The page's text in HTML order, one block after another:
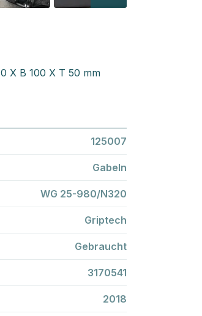
X B 100 X T 50 mm
125007
Gabeln
WG 25-980/N320
Griptech
Gebraucht
3170541
2018